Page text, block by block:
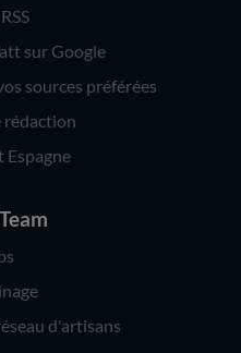
sur Google
sources préférées
rédaction
Espagne
d'artisans